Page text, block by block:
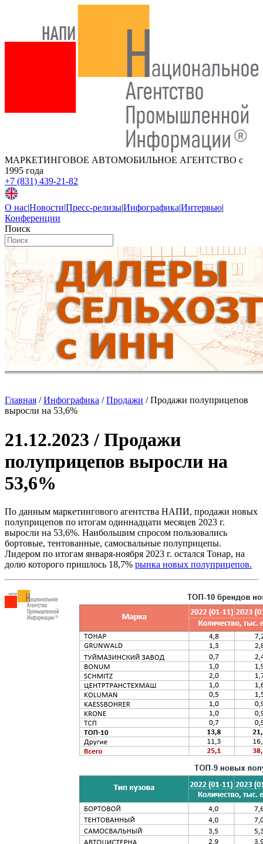
МАРКЕТИНГОВОЕ АВТОМОБИЛЬНОЕ АГЕНТСТВО с
1995 года
+7 (831) 439-21-82
О нас|Новости|Пресс-релизы|Инфографика|Интервью|
Конференции
Поиск
Главная /Инфографика /Продажи /Продажи полуприцепов
выросли на 53,6%
21.12.2023 / Продажи
полуприцепов выросли на
53,6%
По данным маркетингового агентства НАПИ, продажи новых
полуприцепов по итогам одиннадцати месяцев 2023 г.
выросли на 53,6%. Наибольшим спросом пользовались
бортовые, тентованные, самосвальные полуприцепы.
Лидером по итогам января-ноября 2023 г. остался Тонар, на
долю которого пришлось 18,7% рынка новых полуприцепов.